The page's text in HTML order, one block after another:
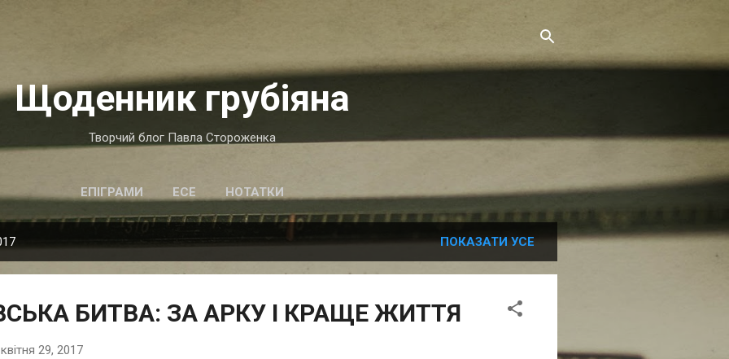
Щоденник грубіяна
Творчий блог Павла Стороженка
ЕПІГРАМИ ЕСЕ НОТАТКИ
ПОКАЗАТИ УСЕ
БИТВА: ЗА АРКУ І КРАЩЕ ЖИТТЯ
квітня 29, 2017